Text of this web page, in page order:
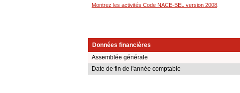
Montrez les activités Code NACE-BEL version 2008
Données financières
Assemblée générale
Date de fin de l'année comptable